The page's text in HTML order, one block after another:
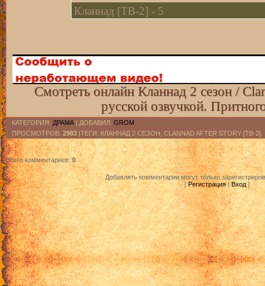
Кланнад [ТВ-2] - 5
Кланнад [ТВ-2] - 7
Кланнад [ТВ-2] - 8
Кланнад [ТВ-2] - 9
Кланнад [ТВ-2] - 10
Кланнад [ТВ-2] - 11
Кланнад [ТВ-2] - 12
Кланнад [ТВ-2] - 13
Смотреть онлайн Кланнад 2 сезон /
русской озвучкой.
КАТЕГОРИЯ: ДРАМА | ДОБАВИЛ: GROM
ПРОСМОТРОВ: 2983 |ТЕГИ: КЛАННАД 2 СЕЗОН, CLANNAD AFTER STORY [ТВ-2].
Всего комментариев:0
Добавлять комментарии могут только
[Регистрация|Вход]